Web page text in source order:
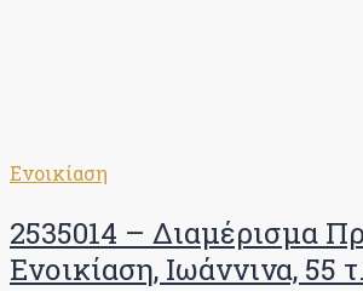
Ενοικίαση
2535014 – Διαμέρισμα
Ενοικίαση, Ιωάννινα, 55